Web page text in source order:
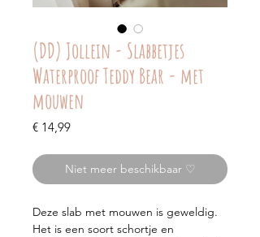
(DD) Jollein - Slabbetjes
Waterproof Teddy Bear - met
mouwen
€ 14,99Prijs
Niet meer beschikbaar ♡
Deze slab met mouwen is geweldig.
Het is een soort schortje en